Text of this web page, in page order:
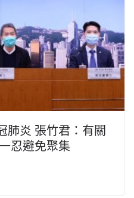
肺炎 張竹君：有關
忍避免聚集